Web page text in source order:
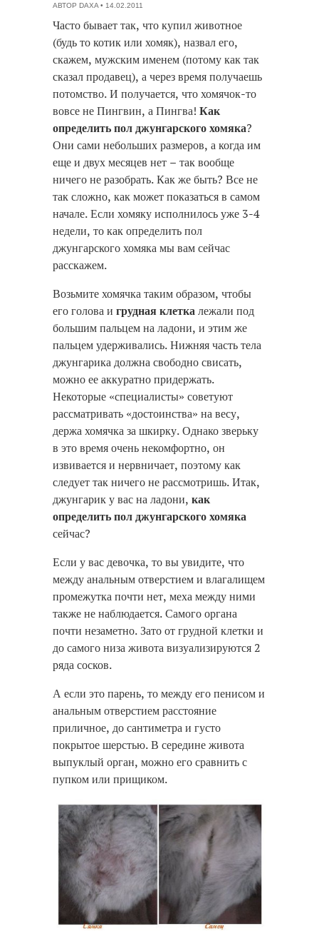
АВТОР DAXA • 14.02.2011
Часто бывает так, что купил животное
(будь то котик или хомяк), назвал его,
скажем, мужским именем (потому как так
сказал продавец), а через время получаешь
потомство. И получается, что хомячок-то
вовсе не Пингвин, а Пингва! Как
определить пол джунгарского хомяка?
Они сами небольших размеров, а когда им
еще и двух месяцев нет – так вообще
ничего не разобрать. Как же быть? Все не
так сложно, как может показаться в самом
начале. Если хомяку исполнилось уже 3-4
недели, то как определить пол
джунгарского хомяка мы вам сейчас
расскажем.
Возьмите хомячка таким образом, чтобы
его голова и грудная клеткалежали под
большим пальцем на ладони, и этим же
пальцем удерживались. Нижняя часть тела
джунгарика должна свободно свисать,
можно ее аккуратно придержать.
Некоторые «специалисты» советуют
рассматривать «достоинства» на весу,
держа хомячка за шкирку. Однако зверьку
в это время очень некомфортно, он
извивается и нервничает, поэтому как
следует так ничего не рассмотришь. Итак,
джунгарик у вас на ладони, как
определить пол джунгарского хомяка
сейчас?
Если у вас девочка, то вы увидите, что
между анальным отверстием и влагалищем
промежутка почти нет, меха между ними
также не наблюдается. Самого органа
почти незаметно. Зато от грудной клетки и
до самого низа живота визуализируются 2
ряда сосков.
А если это парень, то между его пенисом и
анальным отверстием расстояние
приличное, до сантиметра и густо
покрытое шерстью. В середине живота
выпуклый орган, можно его сравнить с
пупком или прищиком.